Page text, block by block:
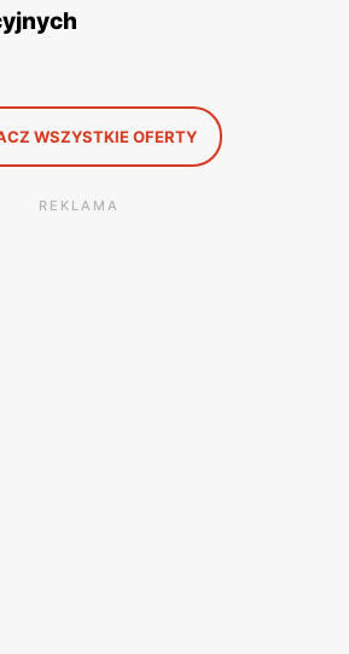
WSZYSTKIE OFERTY
REKLAMA